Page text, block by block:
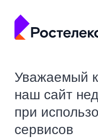
Уважаемый
наш сайт
при
сервисов